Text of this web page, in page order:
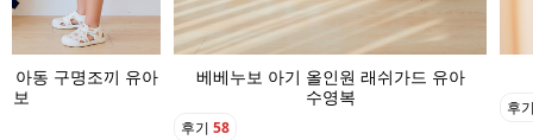
아동 구명조끼 유아
보
베베누보 아기 올인원 래쉬가드 유아
수영복
후기 58
후